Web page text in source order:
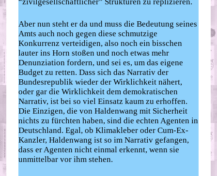
Aber nun steht er da und muss die Bedeutung seines
Amts auch noch gegen diese schmutzige
Konkurrenz verteidigen, also noch ein bisschen
lauter ins Horn stoßen und noch etwas mehr
Denunziation fordern, und sei es, um das eigene
Budget zu retten. Dass sich das Narrativ der
Bundesrepublik wieder der Wirklichkeit nähert,
oder gar die Wirklichkeit dem demokratischen
Narrativ, ist bei so viel Einsatz kaum zu erhoffen.
Die Einzigen, die von Haldenwang mit Sicherheit
nichts zu fürchten haben, sind die echten Agenten in
Deutschland. Egal, ob Klimakleber oder Cum-Ex-
Kanzler, Haldenwang ist so im Narrativ gefangen,
dass er Agenten nicht einmal erkennt, wenn sie
unmittelbar vor ihm stehen.